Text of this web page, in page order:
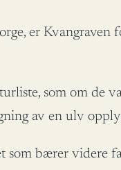
er Kvangraven
som om de
av en ulv
som bærer videre